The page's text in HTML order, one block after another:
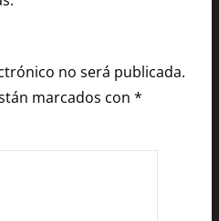
no será publicada.
marcados con *